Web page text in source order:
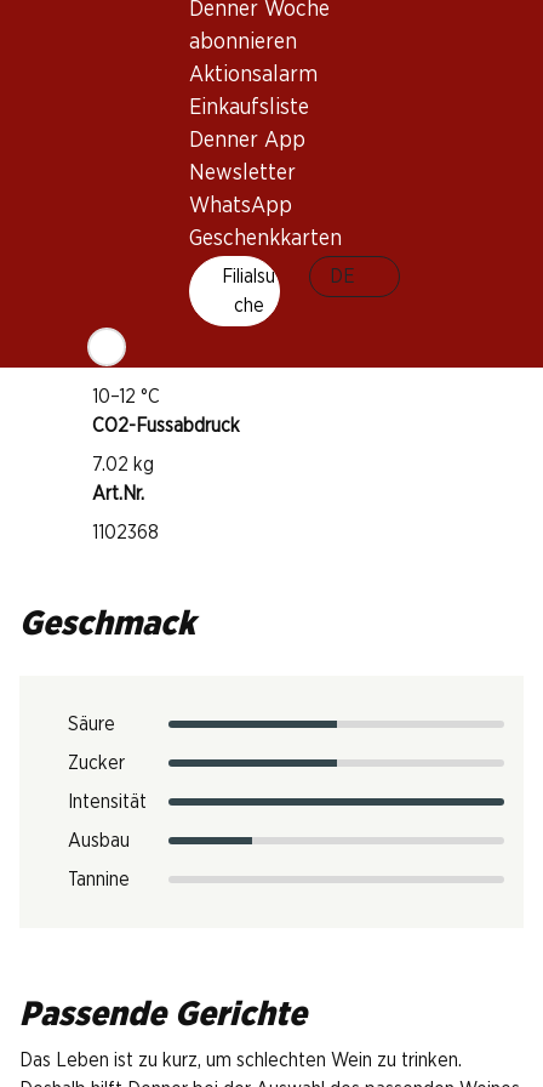
Denner Woche
abonnieren
Aktionsalarm
Einkaufsliste
Denner App
Newsletter
WhatsApp
Geschenkkarten
Filialsu
che
DE
Wissenswertes
Trinktemperatur
10–12 °C
CO2-Fussabdruck
7.02 kg
Art.Nr.
1102368
Geschmack
Säure
Zucker
Intensität
Ausbau
Tannine
Passende Gerichte
Das Leben ist zu kurz, um schlechten Wein zu trinken.